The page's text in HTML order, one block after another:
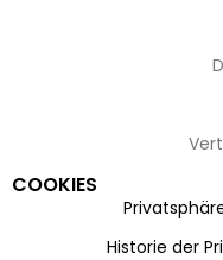
COOKIES
Historie der